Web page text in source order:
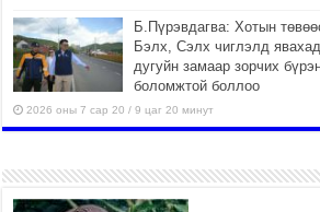
Б.Пүрэвдагва: Хотын
Бэлх, Сэлх чиглэлд явахад
дугуйн замаар зорчих
боломжтой боллоо
2026 оны 7 сар 20 / 9 цаг 20 минут
шугам хоолойн ажил 80
хувьтай үргэлжилж байна